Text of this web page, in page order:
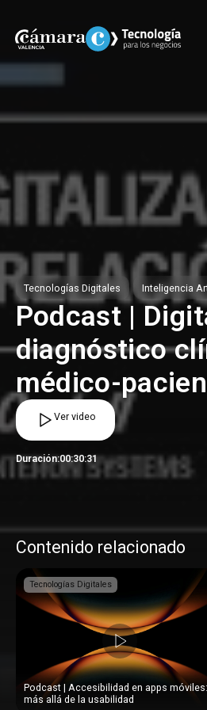
content
Tecnologías Digitales Inteligencia
Podcast |
diagnóstico
médico-
Ver video
Duración:00:30:31
Contenido relacionado
Tecnologías Digitales
Podcast | Accesibilidad en apps móviles:
más allá de la usabilidad